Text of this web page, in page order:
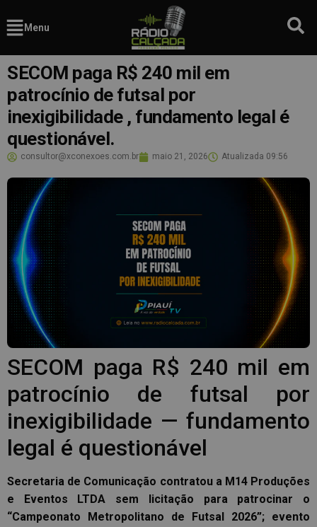
Menu
SECOM paga R$ 240 mil em
patrocínio de futsal por
inexigibilidade , fundamento legal é
questionável.
consultor@xconexoes.com.br maio 21, 2026 Atualizada 09:56
SECOM paga R$ 240 mil em
patrocínio de futsal por
inexigibilidade — fundamento
legal é questionável
Secretaria de Comunicação contratou a M14 Produções
e Eventos LTDA sem licitação para patrocinar o
“Campeonato Metropolitano de Futsal 2026”; evento